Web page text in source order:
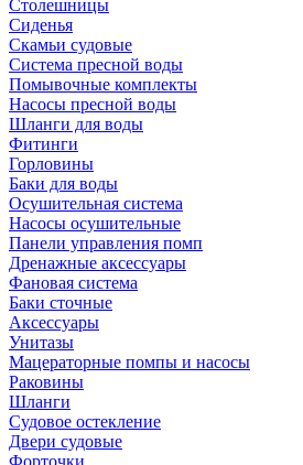
Столешницы
Сиденья
Скамьи судовые
Система пресной воды
Помывочные комплекты
Насосы пресной воды
Шланги для воды
Фитинги
Горловины
Баки для воды
Осушительная система
Насосы осушительные
Панели управления помп
Дренажные аксессуары
Фановая система
Баки сточные
Аксессуары
Унитазы
Мацераторные помпы и насосы
Раковины
Шланги
Судовое остекление
Двери судовые
Форточки